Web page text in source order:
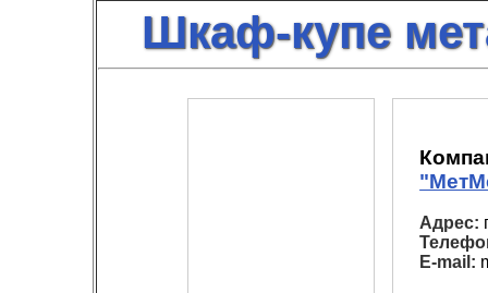
Шкаф-купе
Адрес:
E-mail: